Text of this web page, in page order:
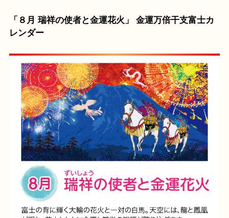
「８月 瑞祥の使者と金運花火」 金運万倍干支富士カ
レンダー